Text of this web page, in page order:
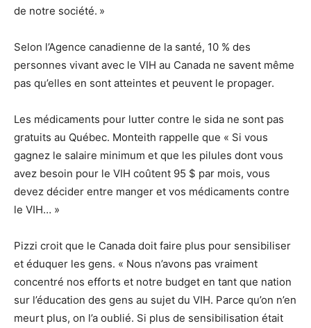
de notre société. »
Selon l’Agence canadienne de la santé, 10 % des
personnes vivant avec le VIH au Canada ne savent même
pas qu’elles en sont atteintes et peuvent le propager.
Les médicaments pour lutter contre le sida ne sont pas
gratuits au Québec. Monteith rappelle que « Si vous
gagnez le salaire minimum et que les pilules dont vous
avez besoin pour le VIH coûtent 95 $ par mois, vous
devez décider entre manger et vos médicaments contre
le VIH… »
Pizzi croit que le Canada doit faire plus pour sensibiliser
et éduquer les gens. « Nous n’avons pas vraiment
concentré nos efforts et notre budget en tant que nation
sur l’éducation des gens au sujet du VIH. Parce qu’on n’en
meurt plus, on l’a oublié. Si plus de sensibilisation était